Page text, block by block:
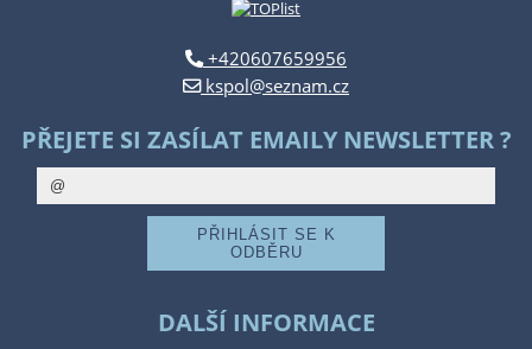
+420607659956
kspol@seznam.cz
PŘEJETE SI ZASÍLAT EMAILY NEWSLETTER ?
DALŠÍ INFORMACE